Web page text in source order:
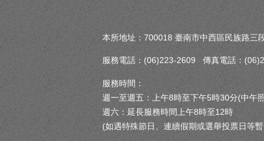
本所地址：700018 臺南市中西區民族路三
服務電話：(06)223-2609 傳真電話：
服務時間：
週一至週五：上午8時至下午5時30分(中午
週六：延長服務時間上午8時至12時
(如遇特殊節日、連續假期或選舉投票日等